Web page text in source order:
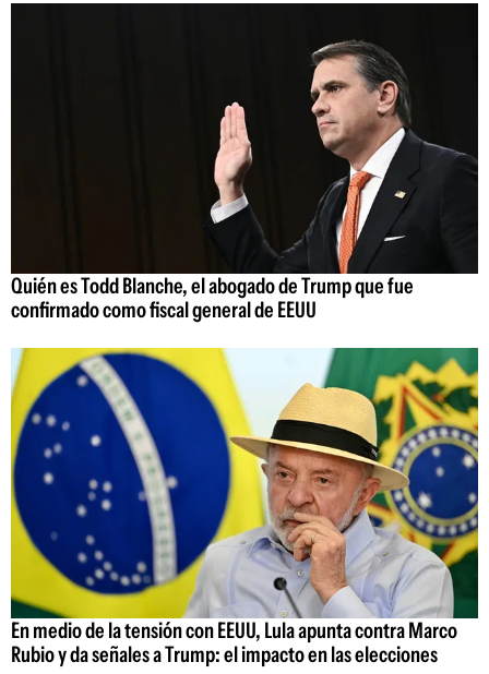
Quién es Todd Blanche, el abogado de Trump que fue
confirmado como fiscal general de EEUU
En medio de la tensión con EEUU, Lula apunta contra Marco
Rubio y da señales a Trump: el impacto en las elecciones